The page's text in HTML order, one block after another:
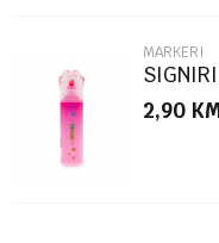
MARKERI
2,90